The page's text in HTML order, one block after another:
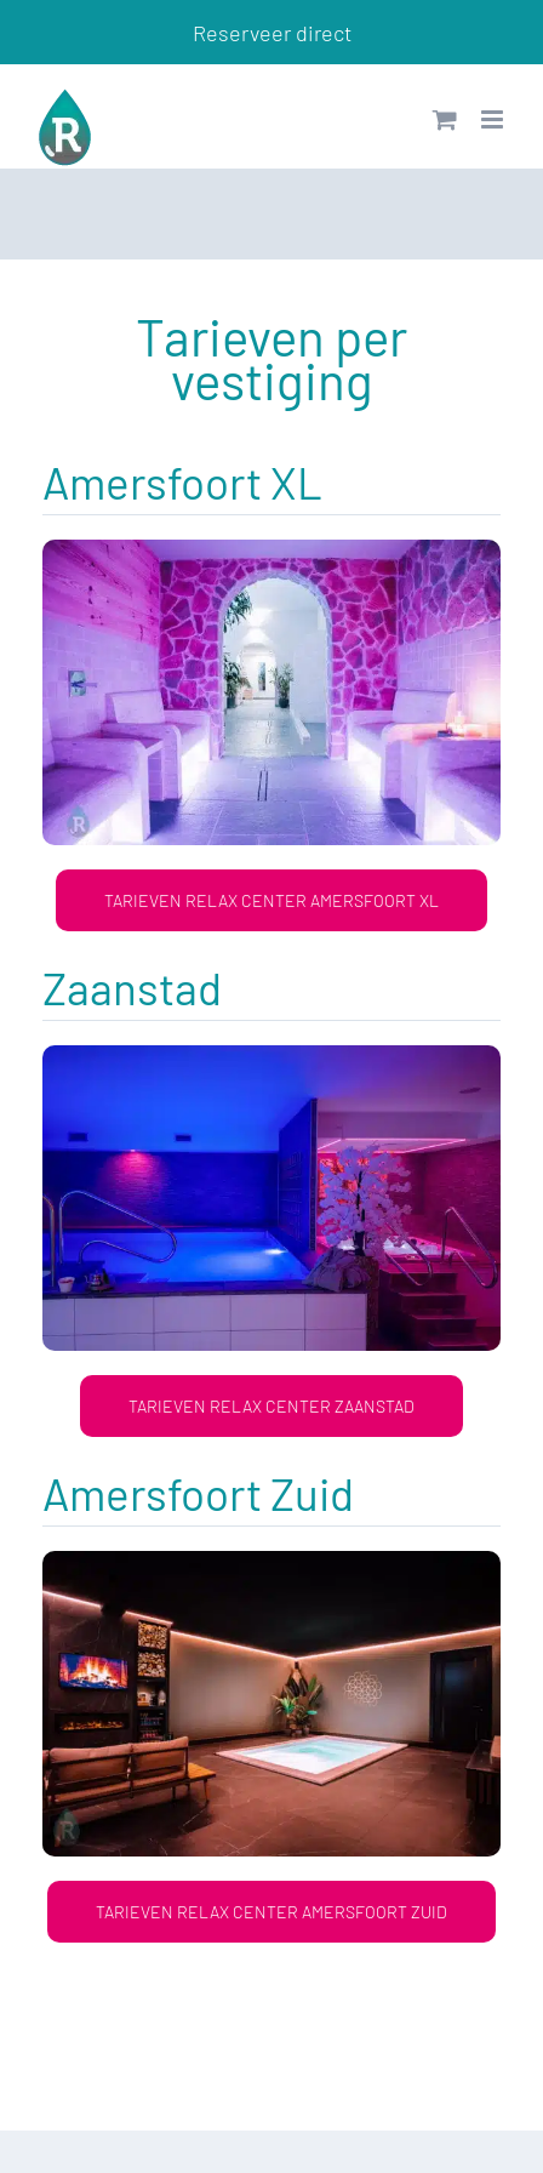
naar
inhoud
Reserveer direct
Tarieven per
vestiging
Amersfoort XL
TARIEVEN RELAX CENTER AMERSFOORT XL
Zaanstad
TARIEVEN RELAX CENTER ZAANSTAD
Amersfoort Zuid
TARIEVEN RELAX CENTER AMERSFOORT ZUID